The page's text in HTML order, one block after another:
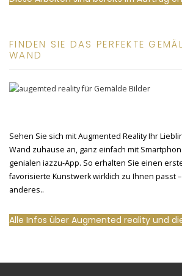
FINDEN SIE DAS PERFEKTE
WAND
Sehen Sie sich mit Augmented Reality Ihr
Wand zuhause an, ganz einfach mit
genialen iazzu-App. So erhalten Sie einen
favorisierte Kunstwerk wirklich zu Ihnen passt
anderes..
Alle Infos über Augmented reality und